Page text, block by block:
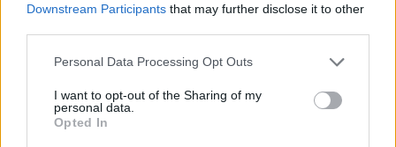
Downstream Participants that may further disclose it to other
Personal Data Processing Opt Outs
I want to opt-out of the Sharing of my
personal data.
Opted In